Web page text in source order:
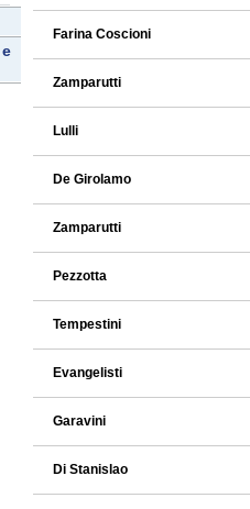
Farina Coscioni
Zamparutti
Lulli
De Girolamo
Zamparutti
Pezzotta
Tempestini
Evangelisti
Garavini
Di Stanislao